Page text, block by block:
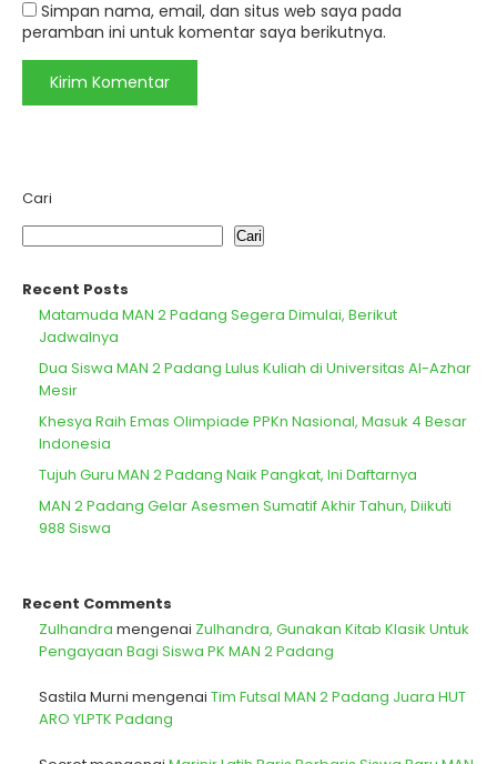
Simpan nama, email, dan situs web saya pada
peramban ini untuk komentar saya berikutnya.
Cari
Cari
Recent Posts
Matamuda MAN 2 Padang Segera Dimulai, Berikut
Jadwalnya
Dua Siswa MAN 2 Padang Lulus Kuliah di Universitas Al-Azhar
Mesir
Khesya Raih Emas Olimpiade PPKn Nasional, Masuk 4 Besar
Indonesia
Tujuh Guru MAN 2 Padang Naik Pangkat, Ini Daftarnya
MAN 2 Padang Gelar Asesmen Sumatif Akhir Tahun, Diikuti
988 Siswa
Recent Comments
Zulhandra mengenai Zulhandra, Gunakan Kitab Klasik Untuk
Pengayaan Bagi Siswa PK MAN 2 Padang
Sastila Murni mengenai Tim Futsal MAN 2 Padang Juara HUT
ARO YLPTK Padang